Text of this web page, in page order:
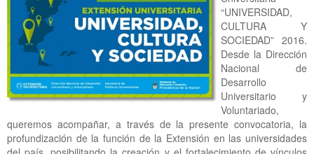
“UNIVERSIDAD,
CULTURA Y
SOCIEDAD” 2016.
Desde la Dirección
Nacional de
Desarrollo
Universitario y
Voluntariado,
queremos acompañar, a través de la presente convocatoria, la
profundización de la función de la Extensión en las universidades